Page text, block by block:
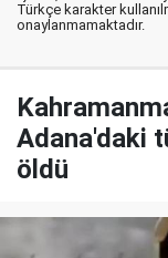
Türkçe karakter
onaylanmamaktadır.
Adana'daki
öldü